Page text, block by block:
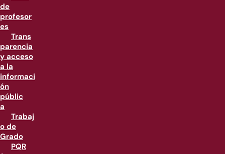
de
profesor
es
Trans
parencia
y acceso
a la
informaci
ón
públic
a
Trabaj
o de
Grado
PQR